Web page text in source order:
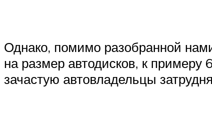
Однако, помимо разобранной
на размер автодисков, к
зачастую автовладельцы